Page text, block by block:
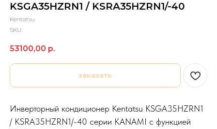
KSGA35HZRN1 / KSRA35HZRN1/-40
Kentatsu
SKU:
53100,00 р.
заказать
Инверторный кондиционер Kentatsu KSGA35HZRN1
/ KSRA35HZRN1/-40 серии KANAMI с функцией